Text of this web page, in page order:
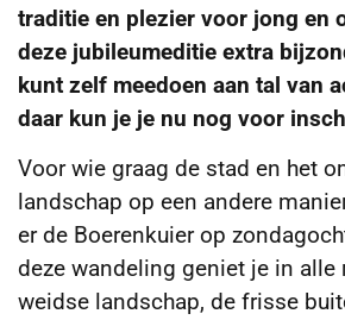
traditie en plezier voor jong en
deze jubileumeditie extra
kunt zelf meedoen aan tal van
daar kun je je nu nog voor
Voor wie graag de stad en het
landschap op een andere
er de Boerenkuier op
deze wandeling geniet je in alle
weidse landschap, de frisse